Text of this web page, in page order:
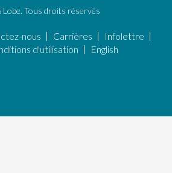
Tous droits réservés
nous Carrières
Infolettre
d'utilisation English